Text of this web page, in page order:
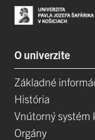
O univerzite
Základné
História
Vnútorný systém
Orgány